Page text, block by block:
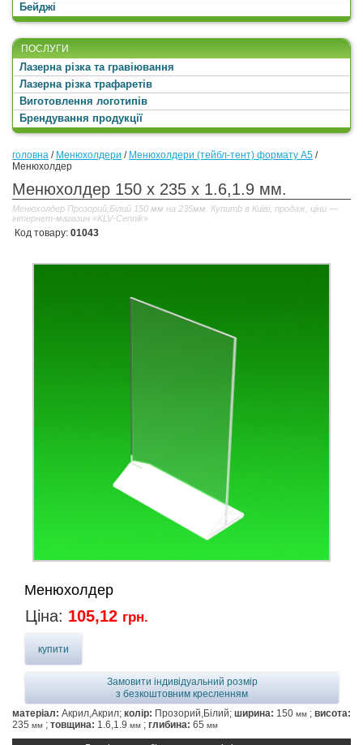
Бейджі
ПОСЛУГИ
Лазерна різка та гравіювання
Лазерна різка трафаретів
Виготовлення логотипів
Брендування продукції
головна / Менюхолдери / Менюхолдери (тейбл-тент) формату А5 /
Менюхолдер
Менюхолдер 150 x 235 x 1.6,1.9 мм.
Менюхолдер Прозорий,Білий 150 мм на 235мм. Купитb в Київі, продаж, ціни —
інтернет-магазин «KLV-Cennik»
Код товару: 01043
Менюхолдер
Ціна: 105,12 грн.
купити
Замовити індивідуальний розмір
з безкоштовним кресленням
матеріал: Акрил,Акрил; колір: Прозорий,Білий; ширина: 150 мм ; висота:
235 мм ; товщина: 1.6,1.9 мм ; глибина: 65 мм